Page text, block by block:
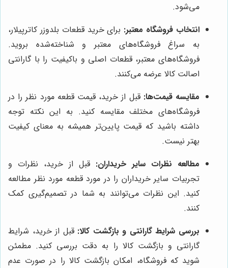
می‌شود.
انتخاب فروشگاه معتبر: برای خرید قطعات بلدوزر کاترپیلار،
به سراغ فروشگاه‌های معتبر و شناخته‌شده بروید.
فروشگاه‌های معتبر، قطعات اصلی و باکیفیت را با گارانتی
اصالت کالا عرضه می‌کنند.
مقایسه قیمت‌ها: قبل از خرید، قیمت قطعه مورد نظر را در
فروشگاه‌های مختلف مقایسه کنید. به این نکته توجه
داشته باشید که قیمت پایین‌تر همیشه به معنای کیفیت
بهتر نیست.
مطالعه نظرات سایر خریداران: قبل از خرید، نظرات و
تجربیات سایر خریداران را در مورد قطعه مورد نظر مطالعه
کنید. این نظرات می‌توانند به شما در تصمیم‌گیری کمک
کنند.
بررسی شرایط گارانتی و بازگشت کالا: قبل از خرید، شرایط
گارانتی و بازگشت کالا را به دقت بررسی کنید. مطمئن
شوید که فروشگاه، امکان بازگشت کالا را در صورت عدم